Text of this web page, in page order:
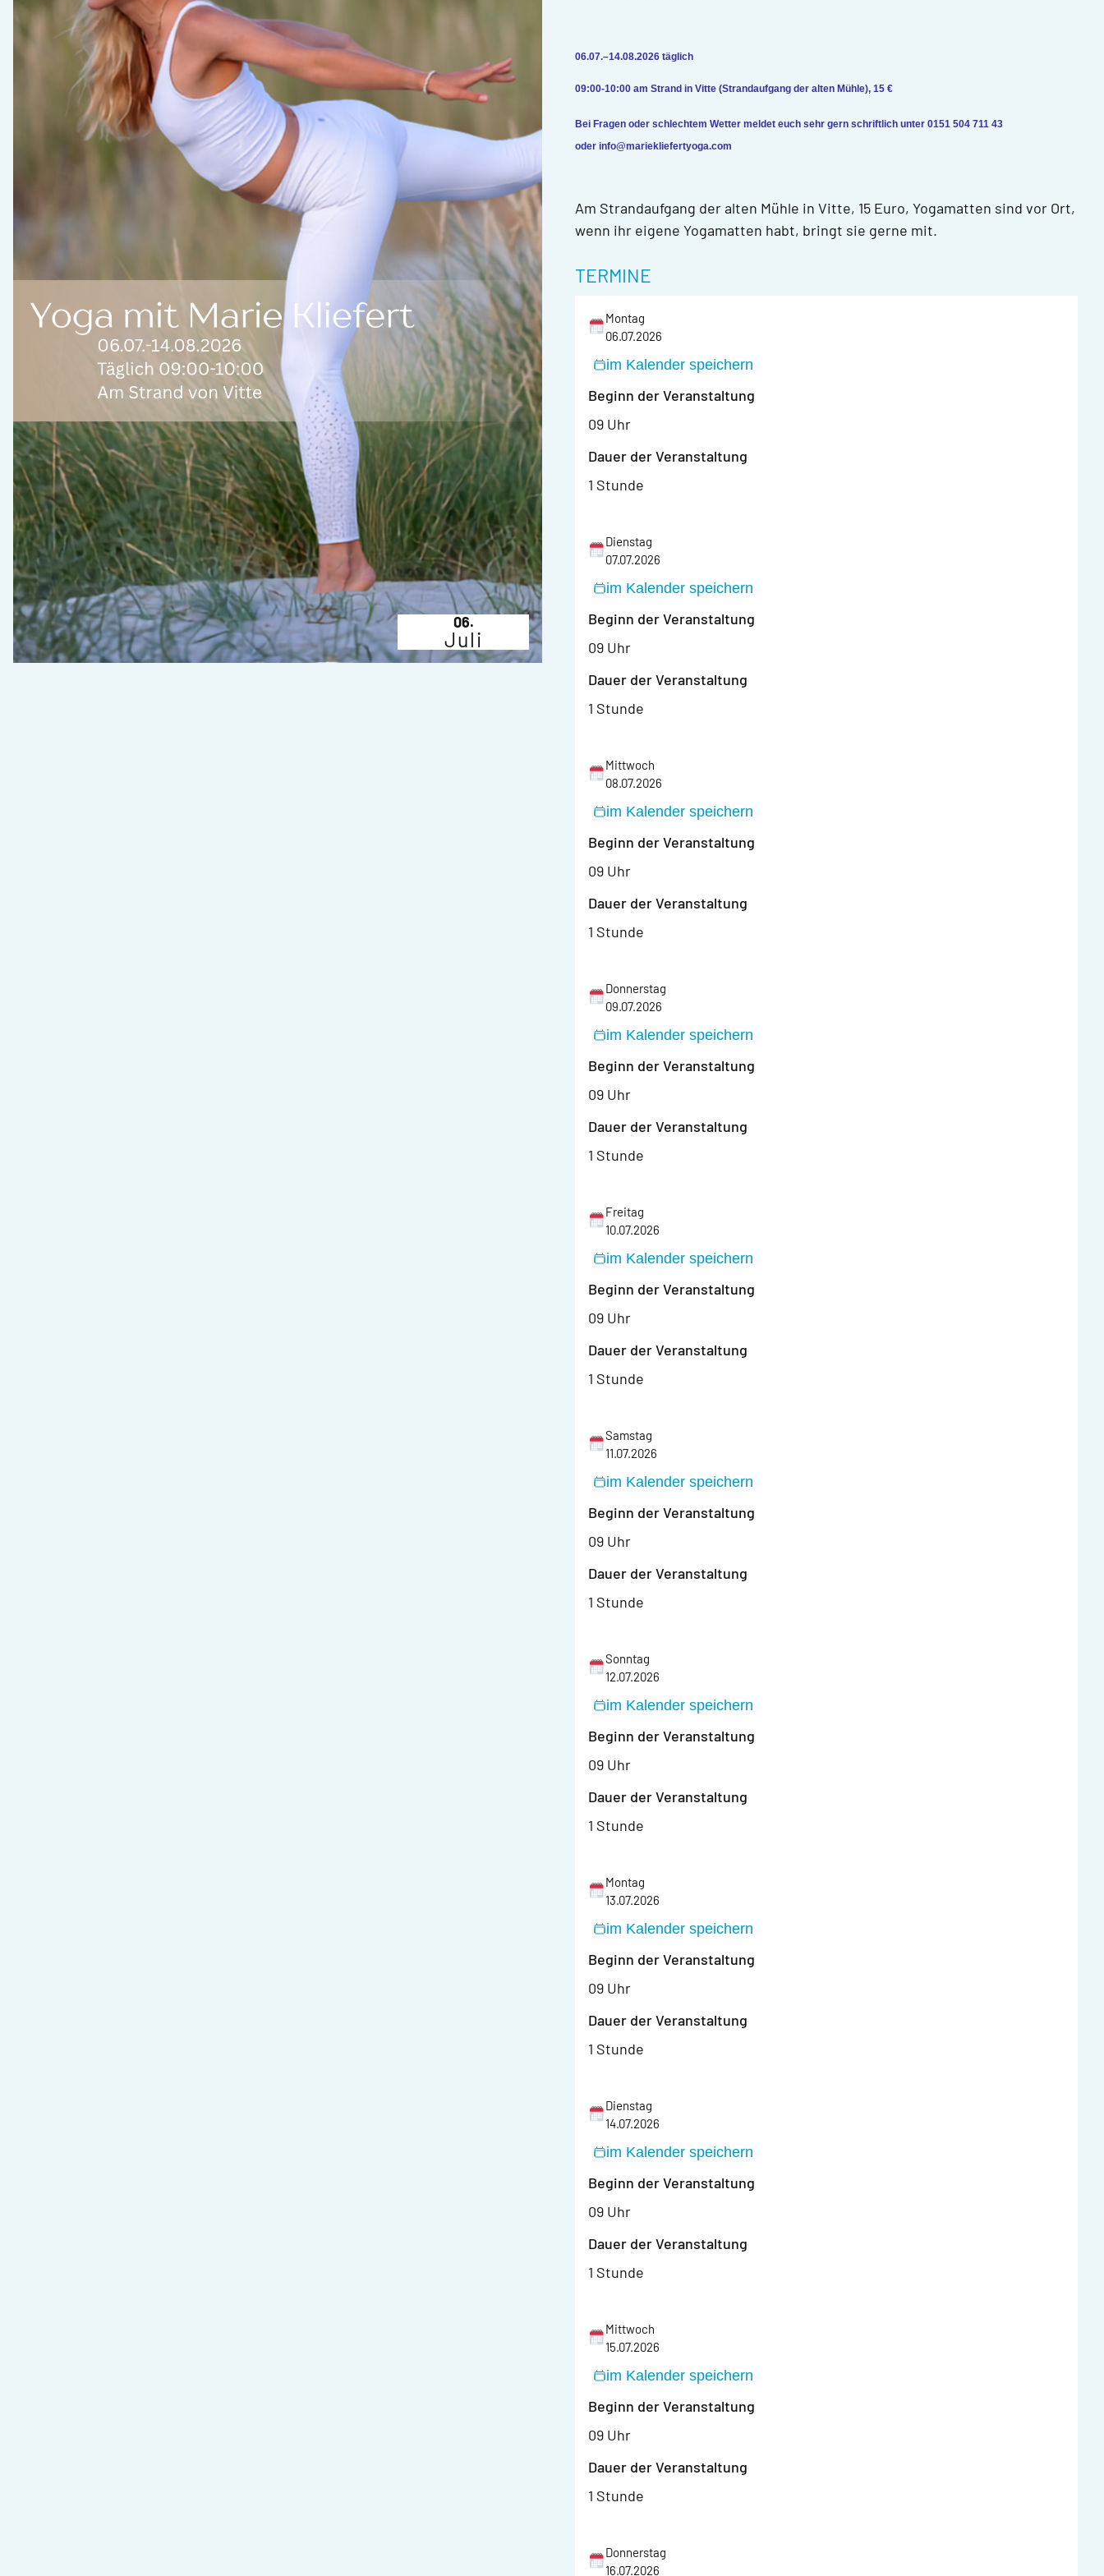
06.
Juli
06.07.–14.08.2026 täglich
09:00-10:00 am Strand in Vitte (Strandaufgang der alten Mühle), 15 €
Bei Fragen oder schlechtem Wetter meldet euch sehr gern schriftlich unter 0151 504 711 43
oder info@mariekliefertyoga.com
Am Strandaufgang der alten Mühle in Vitte, 15 Euro, Yogamatten sind vor Ort,
wenn ihr eigene Yogamatten habt, bringt sie gerne mit.
TERMINE
Montag
06.07.2026
im Kalender speichern
Beginn der Veranstaltung
09 Uhr
Dauer der Veranstaltung
1 Stunde
Dienstag
07.07.2026
im Kalender speichern
Beginn der Veranstaltung
09 Uhr
Dauer der Veranstaltung
1 Stunde
Mittwoch
08.07.2026
im Kalender speichern
Beginn der Veranstaltung
09 Uhr
Dauer der Veranstaltung
1 Stunde
Donnerstag
09.07.2026
im Kalender speichern
Beginn der Veranstaltung
09 Uhr
Dauer der Veranstaltung
1 Stunde
Freitag
10.07.2026
im Kalender speichern
Beginn der Veranstaltung
09 Uhr
Dauer der Veranstaltung
1 Stunde
Samstag
11.07.2026
im Kalender speichern
Beginn der Veranstaltung
09 Uhr
Dauer der Veranstaltung
1 Stunde
Sonntag
12.07.2026
im Kalender speichern
Beginn der Veranstaltung
09 Uhr
Dauer der Veranstaltung
1 Stunde
Montag
13.07.2026
im Kalender speichern
Beginn der Veranstaltung
09 Uhr
Dauer der Veranstaltung
1 Stunde
Dienstag
14.07.2026
im Kalender speichern
Beginn der Veranstaltung
09 Uhr
Dauer der Veranstaltung
1 Stunde
Mittwoch
15.07.2026
im Kalender speichern
Beginn der Veranstaltung
09 Uhr
Dauer der Veranstaltung
1 Stunde
Donnerstag
16.07.2026